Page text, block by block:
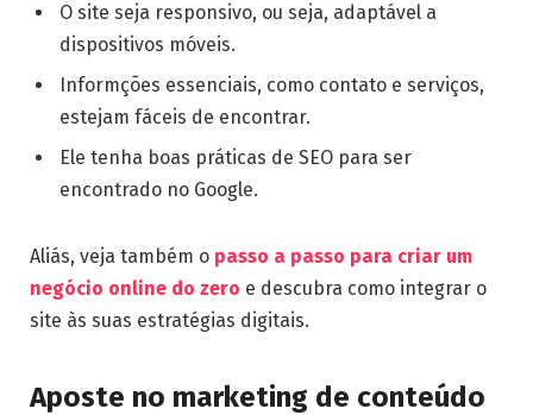
O site seja responsivo, ou seja, adaptável a
dispositivos móveis.
Informções essenciais, como contato e serviços,
estejam fáceis de encontrar.
Ele tenha boas práticas de SEO para ser
encontrado no Google.
Aliás, veja também o passo a passo para criar um
negócio online do zero e descubra como integrar o
site às suas estratégias digitais.
Aposte no marketing de conteúdo